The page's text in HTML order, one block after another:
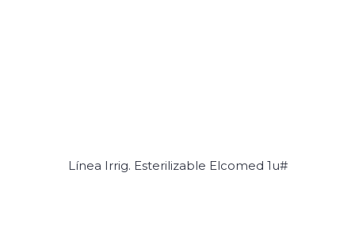
Línea Irrig. Esterilizable Elcomed 1u#